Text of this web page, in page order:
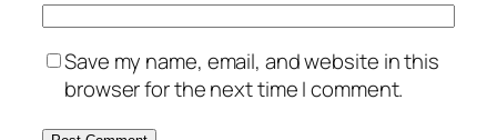
Save my name, email, and website in this
browser for the next time I comment.